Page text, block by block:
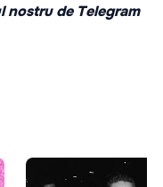
nostru de Telegram